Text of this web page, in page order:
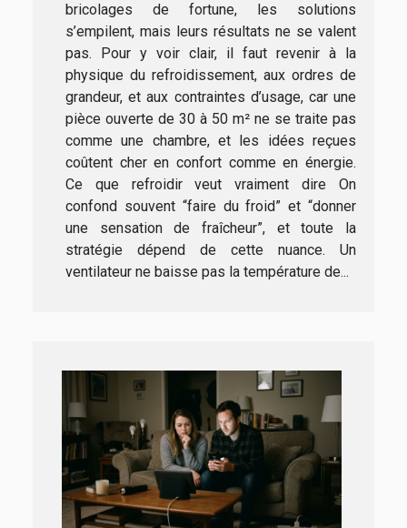
bricolages de fortune, les solutions
s’empilent, mais leurs résultats ne se valent
pas. Pour y voir clair, il faut revenir à la
physique du refroidissement, aux ordres de
grandeur, et aux contraintes d’usage, car une
pièce ouverte de 30 à 50 m² ne se traite pas
comme une chambre, et les idées reçues
coûtent cher en confort comme en énergie.
Ce que refroidir veut vraiment dire On
confond souvent “faire du froid” et “donner
une sensation de fraîcheur”, et toute la
stratégie dépend de cette nuance. Un
ventilateur ne baisse pas la température de...